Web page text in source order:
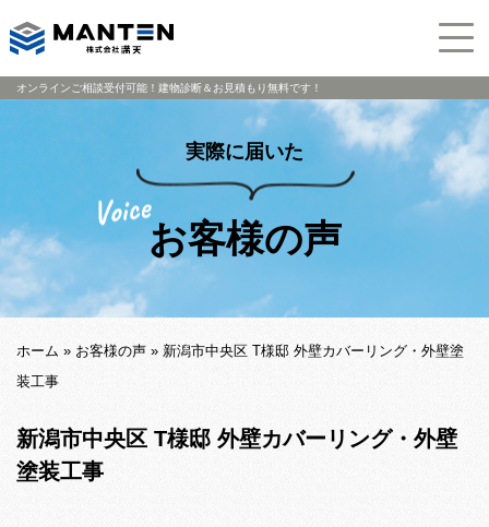
オンラインご相談受付可能！建物診断＆お見積もり無料です！
実際に届いた
お客様の声
ホーム » お客様の声 » 新潟市中央区 T様邸 外壁カバーリング・外壁塗
装工事
新潟市中央区 T様邸 外壁カバーリング・外壁
塗装工事